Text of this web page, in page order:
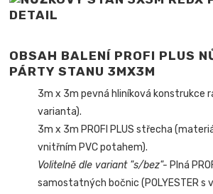
OBSAH BALENÍ PROFI PLUS
PÁRTY STANU 3MX3M
3m x 3m pevná hliníková konstrukce
varianta).
3m x 3m PROFI PLUS střecha
vnitřním PVC potahem).
Volitelně dle variant "s/bez"- Plná
samostatných bočnic (POLYESTER s